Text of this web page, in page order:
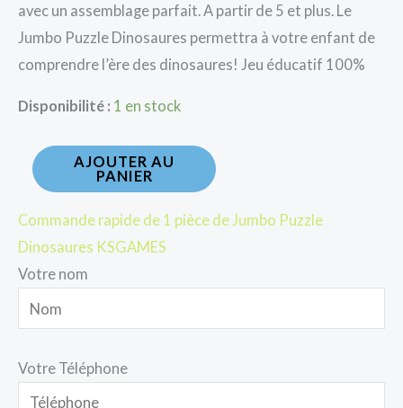
avec un assemblage parfait. A partir de 5 et plus. Le
Jumbo Puzzle Dinosaures permettra à votre enfant de
comprendre l’ère des dinosaures! Jeu éducatif 100%
Disponibilité : 1 en stock
AJOUTER AU
PANIER
Commande rapide de 1 pièce de Jumbo Puzzle
Dinosaures KSGAMES
Votre nom
Votre Téléphone